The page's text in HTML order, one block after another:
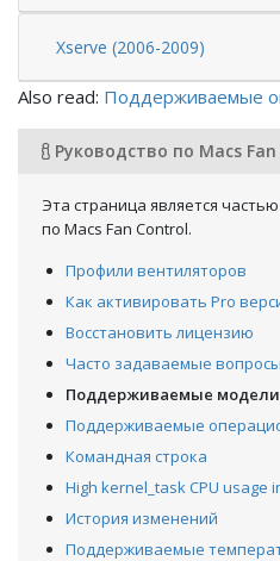
Xserve (2006-2009)
Also read: Поддерживаемые
Руководство по Macs
Эта страница является
по Macs Fan Control.
Профили вентиляторов
Как активировать Pro
Восстановить лицензию
Часто задаваемые вопросы
Поддерживаемые модели
Поддерживаемые
Командная строка
High kernel_task CPU usage
История изменений
Поддерживаемые